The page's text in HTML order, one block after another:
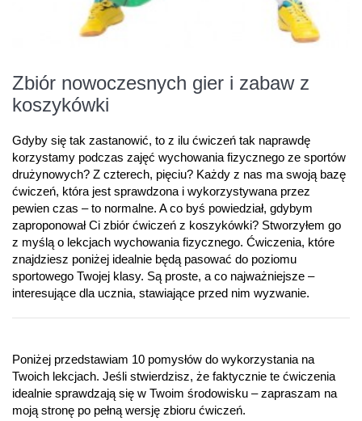
Zbiór nowoczesnych gier i zabaw z
koszykówki
Gdyby się tak zastanowić, to z ilu ćwiczeń tak naprawdę
korzystamy podczas zajęć wychowania fizycznego ze sportów
drużynowych? Z czterech, pięciu? Każdy z nas ma swoją bazę
ćwiczeń, która jest sprawdzona i wykorzystywana przez
pewien czas – to normalne. A co byś powiedział, gdybym
zaproponował Ci zbiór ćwiczeń z koszykówki? Stworzyłem go
z myślą o lekcjach wychowania fizycznego. Ćwiczenia, które
znajdziesz poniżej idealnie będą pasować do poziomu
sportowego Twojej klasy. Są proste, a co najważniejsze –
interesujące dla ucznia, stawiające przed nim wyzwanie.
Poniżej przedstawiam 10 pomysłów do wykorzystania na
Twoich lekcjach. Jeśli stwierdzisz, że faktycznie te ćwiczenia
idealnie sprawdzają się w Twoim środowisku – zapraszam na
moją stronę po pełną wersję zbioru ćwiczeń.